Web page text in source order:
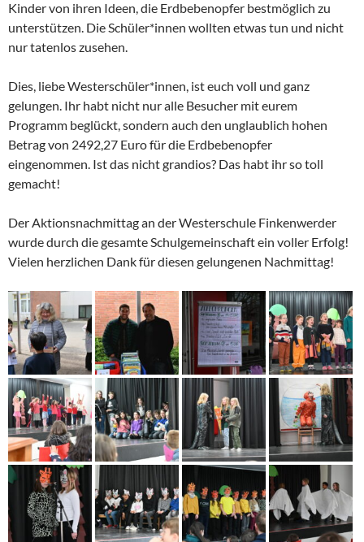
Kinder von ihren Ideen, die Erdbebenopfer bestmöglich zu
unterstützen. Die Schüler*innen wollten etwas tun und nicht
nur tatenlos zusehen.
Dies, liebe Westerschüler*innen, ist euch voll und ganz
gelungen. Ihr habt nicht nur alle Besucher mit eurem
Programm beglückt, sondern auch den unglaublich hohen
Betrag von 2492,27 Eurofür die Erdbebenopfer
eingenommen. Ist das nicht grandios? Das habt ihr so toll
gemacht!
Der Aktionsnachmittag an der Westerschule Finkenwerder
wurde durch die gesamte Schulgemeinschaft ein voller Erfolg!
Vielen herzlichen Dank für diesen gelungenen Nachmittag!